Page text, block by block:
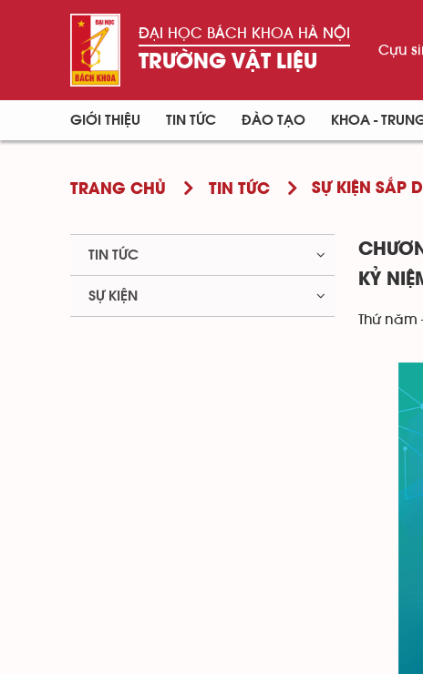
ĐẠI HỌC BÁCH KHOA HÀ NỘI
TRƯỜNG VẬT LIỆU
Cựu
GIỚI THIỆU TIN TỨC ĐÀO TẠO KHOA -
TRANG CHỦ TIN TỨC SỰ KIỆN SẮP
KỶ
Thứ năm
TIN TỨC
SỰ KIỆN